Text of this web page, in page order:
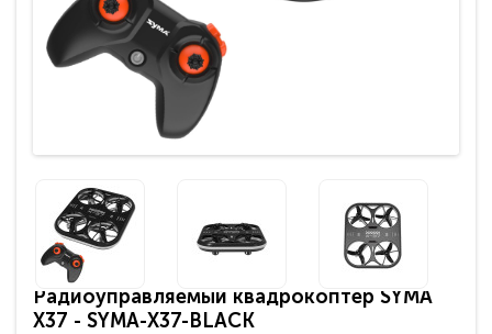
Радиоуправляемый квадрокоптер SYMA
X37 - SYMA-X37-BLACK